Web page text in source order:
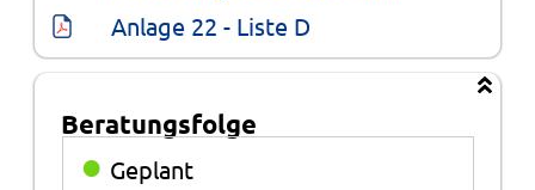
Anlage 22 - Liste D
Beratungsfolge
Beratungsfolge
● Geplant